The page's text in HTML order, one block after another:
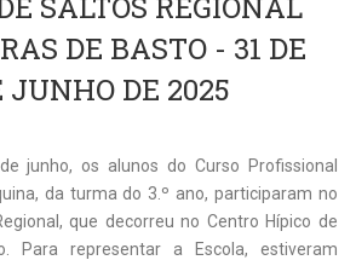
DE BASTO - 31 DE
JUNHO DE 2025
junho, os alunos do Curso Profissional
da turma do 3.º ano, participaram no
que decorreu no Centro Hípico de
Para representar a Escola, estiveram